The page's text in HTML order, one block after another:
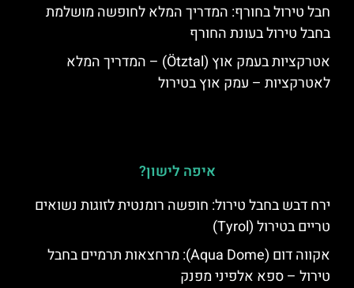
חבל טירול בחורף: המדריך המלא לחופשה מושלמת
בחבל טירול בעונת החורף
אטרקציות בעמק אוץ (Ötztal) – המדריך המלא
לאטרקציות – עמק אוץ בטירול
איפה לישון?
ירח דבש בחבל טירול: חופשה רומנטית לזוגות נשואים
טריים בטירול (Tyrol)
אקווה דום (Aqua Dome): מרחצאות תרמיים בחבל
טירול – ספא אלפיני מפנק